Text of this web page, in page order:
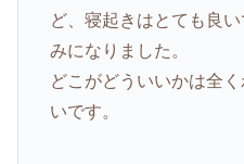
ど、寝起きはとても良
みになりました。
どこがどういいかは全
いです。